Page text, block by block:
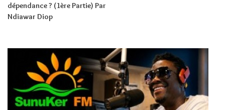
dépendance ? (1ère Partie) Par
Ndiawar Diop